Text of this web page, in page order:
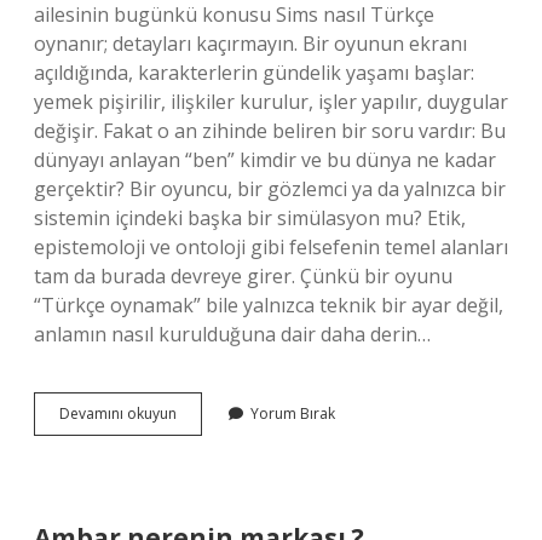
ailesinin bugünkü konusu Sims nasıl Türkçe
oynanır; detayları kaçırmayın. Bir oyunun ekranı
açıldığında, karakterlerin gündelik yaşamı başlar:
yemek pişirilir, ilişkiler kurulur, işler yapılır, duygular
değişir. Fakat o an zihinde beliren bir soru vardır: Bu
dünyayı anlayan “ben” kimdir ve bu dünya ne kadar
gerçektir? Bir oyuncu, bir gözlemci ya da yalnızca bir
sistemin içindeki başka bir simülasyon mu? Etik,
epistemoloji ve ontoloji gibi felsefenin temel alanları
tam da burada devreye girer. Çünkü bir oyunu
“Türkçe oynamak” bile yalnızca teknik bir ayar değil,
anlamın nasıl kurulduğuna dair daha derin…
Devamını okuyun
nasıl
Yorum Bırak